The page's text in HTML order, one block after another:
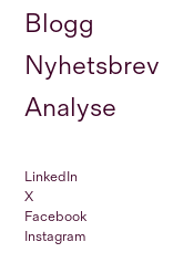
Blogg
Nyhetsbrev
Analyse
LinkedIn
X
Facebook
Instagram